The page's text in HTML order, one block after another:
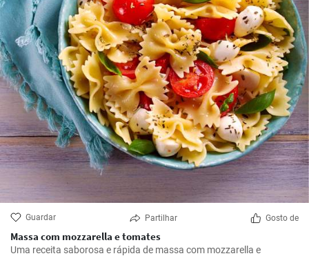
Guardar Partilhar Gosto de
Massa com mozzarella e tomates
Uma receita saborosa e rápida de massa com mozzarella e